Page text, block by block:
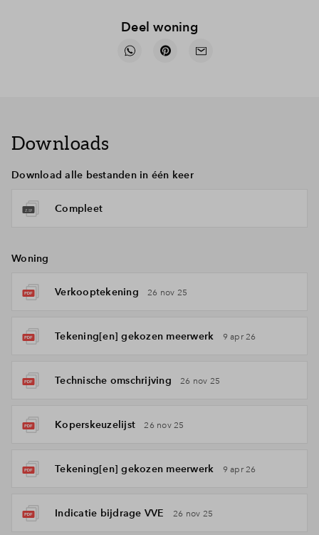
Deel woning
Downloads
Download alle bestanden in één keer
Compleet
Woning
Verkooptekening 26 nov 25
Tekening[en] gekozen meerwerk 9 apr 26
Technische omschrijving 26 nov 25
Koperskeuzelijst 26 nov 25
Tekening[en] gekozen meerwerk 9 apr 26
Indicatie bijdrage VVE 26 nov 25